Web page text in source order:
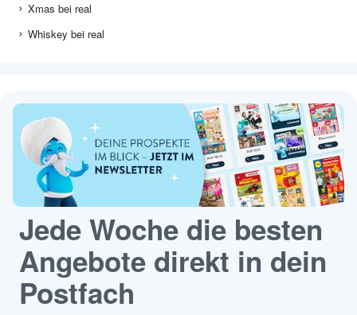
Xmas bei real
Whiskey bei real
Jede Woche die besten
Angebote direkt in dein
Postfach